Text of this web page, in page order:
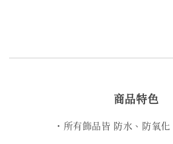
商品特色
・所有飾品皆 防水、防氧